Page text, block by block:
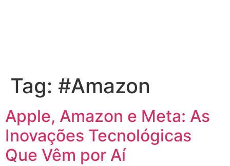
Tag: #Amazon
Apple, Amazon e Meta: As
Inovações Tecnológicas
Que Vêm por Aí